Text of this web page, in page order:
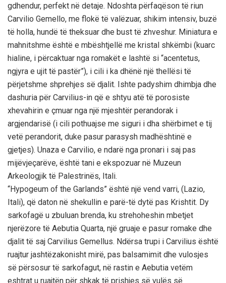
gdhendur, perfekt në detaje. Ndoshta përfaqëson të riun
Carvilio Gemello, me flokë të valëzuar, shikim intensiv, buzë
të holla, hundë të theksuar dhe bust të zhveshur. Miniatura e
mahnitshme është e mbështjellë me kristal shkëmbi (kuarc
hialine, i përcaktuar nga romakët e lashtë si “acentetus,
ngjyra e ujit të pastër”), i cili i ka dhënë një thellësi të
përjetshme shprehjes së djalit. Ishte padyshim dhimbja dhe
dashuria për Carvilius-in që e shtyu atë të porosiste
xhevahirin e çmuar nga një mjeshtër perandorak i
argjendarisë (i cili pothuajse me siguri i dha shërbimet e tij
vetë perandorit, duke pasur parasysh madhështinë e
gjetjes). Unaza e Carvilio, e ndarë nga pronari i saj pas
mijëvjeçarëve, është tani e ekspozuar në Muzeun
Arkeologjik të Palestrinës, Itali.
“Hypogeum of the Garlands” është një vend varri, (Lazio,
Itali), që daton në shekullin e parë-të dytë pas Krishtit. Dy
sarkofagë u zbuluan brenda, ku strehoheshin mbetjet
njerëzore të Aebutia Quarta, një gruaje e pasur romake dhe
djalit të saj Carvilius Gemellus. Ndërsa trupi i Carvilius është
ruajtur jashtëzakonisht mirë, pas balsamimit dhe vulosjes
së përsosur të sarkofagut, në rastin e Aebutia vetëm
eshtrat u ruajtën për shkak të prishjes së vulës së